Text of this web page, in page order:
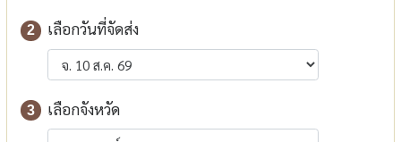
2 เลือกวันที่จัดส่ง
3 เลือกจังหวัด